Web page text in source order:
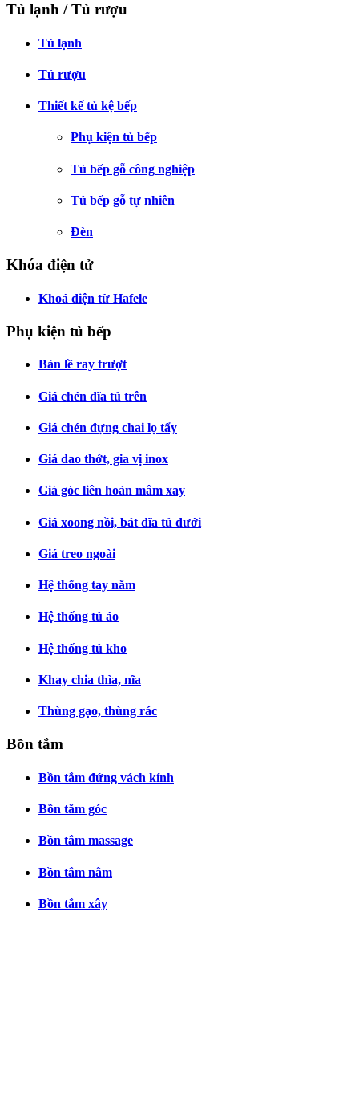
Tủ lạnh / Tủ rượu
Tủ lạnh
Tủ rượu
Thiết kế tủ kệ bếp
Phụ kiện tủ bếp
Tủ bếp gỗ công nghiệp
Tủ bếp gỗ tự nhiên
Đèn
Khóa điện tử
Khoá điện từ Hafele
Phụ kiện tủ bếp
Bản lề ray trượt
Giá chén đĩa tủ trên
Giá chén đựng chai lọ tẩy
Giá dao thớt, gia vị inox
Giá góc liên hoàn mâm xay
Giá xoong nồi, bát đĩa tủ dưới
Giá treo ngoài
Hệ thống tay nắm
Hệ thống tủ áo
Hệ thống tủ kho
Khay chia thìa, nĩa
Thùng gạo, thùng rác
Bồn tắm
Bồn tắm đứng vách kính
Bồn tắm góc
Bồn tắm massage
Bồn tắm nằm
Bồn tắm xây